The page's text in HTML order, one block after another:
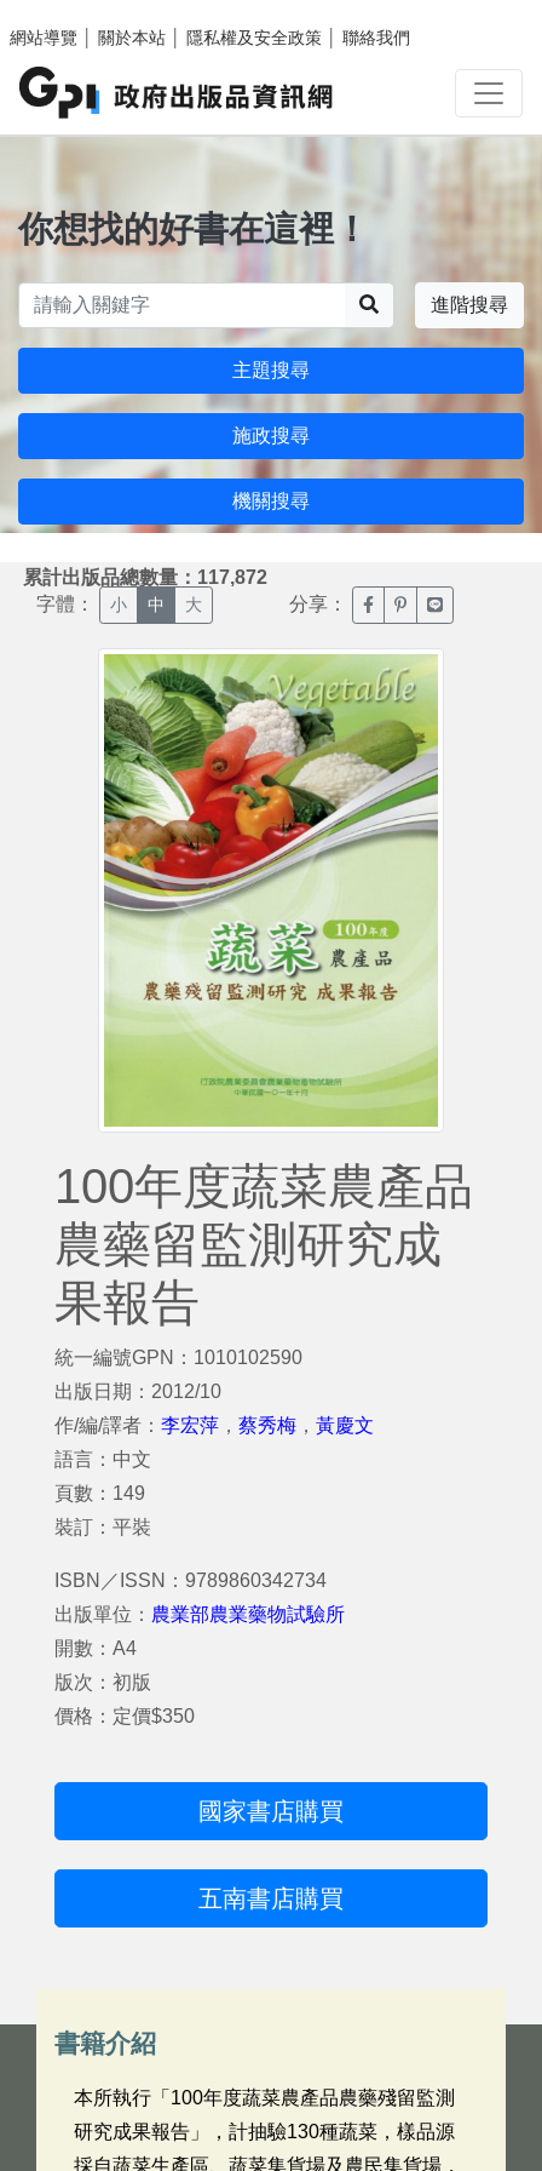
網站導覽
關於本站 隱私權及安全政策 聯絡我們
你想找的好書在這裡！
進階搜尋
主題搜尋
施政搜尋
機關搜尋
累計出版品總數量：117,872
字體： 小 中 大 分享： 臉書分享(另開新視窗)
噗浪分享(另開新
Line分享(另
100年度蔬菜農產品
農藥留監測研究成
果報告
統一編號GPN：1010102590
出版日期：2012/10
作/編/譯者： 李宏萍 ， 蔡秀梅 ， 黃慶文
語言：中文
頁數：149
裝訂：平裝
ISBN／ISSN：9789860342734
出版單位： 農業部農業藥物試驗所
開數：A4
版次：初版
價格：定價$350
國家書店購買
五南書店購買
書籍介紹
本所執行「100年度蔬菜農產品農藥殘留監測
研究成果報告」，計抽驗130種蔬菜，樣品源
採自蔬菜生產區、蔬菜集貨場及農民集貨場，